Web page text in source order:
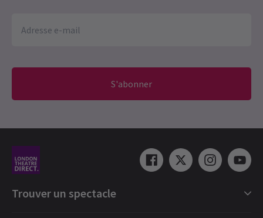
S'abonner
Trouver un spectacle